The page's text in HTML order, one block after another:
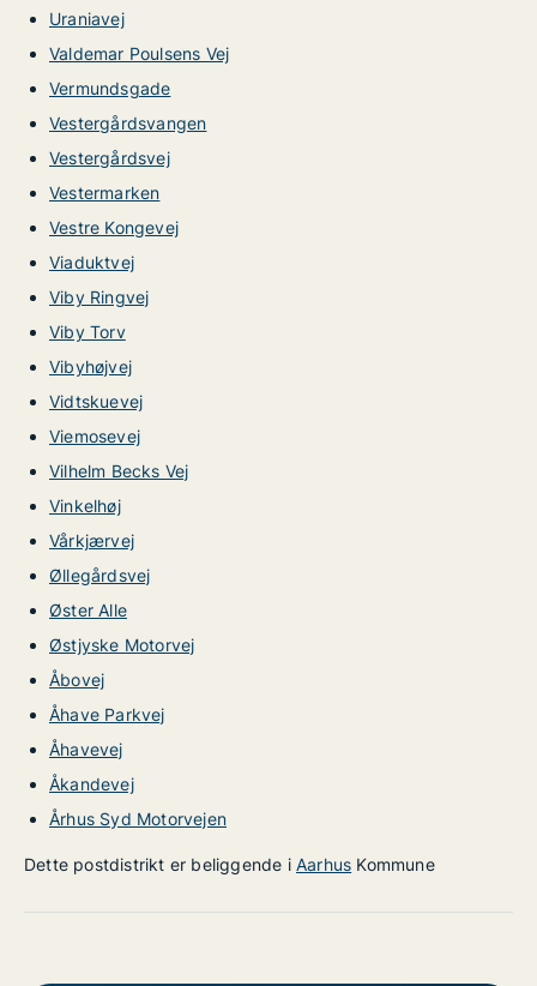
Uraniavej
Valdemar Poulsens Vej
Vermundsgade
Vestergårdsvangen
Vestergårdsvej
Vestermarken
Vestre Kongevej
Viaduktvej
Viby Ringvej
Viby Torv
Vibyhøjvej
Vidtskuevej
Viemosevej
Vilhelm Becks Vej
Vinkelhøj
Vårkjærvej
Øllegårdsvej
Øster Alle
Østjyske Motorvej
Åbovej
Åhave Parkvej
Åhavevej
Åkandevej
Århus Syd Motorvejen
Dette postdistrikt er beliggende i Aarhus Kommune